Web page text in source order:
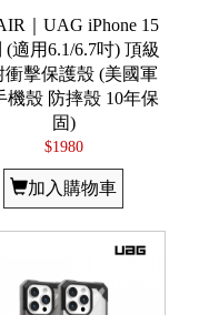
｜UAG iPhone 15
(適用6.1/6.7吋) 頂級
衝擊保護殼 (美國軍
機殼 防摔殼 10年保
固)
$1980
加入購物車